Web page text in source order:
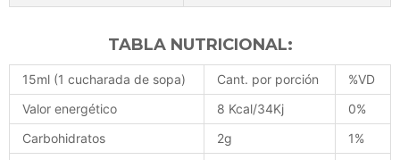
TABLA NUTRICIONAL:
15ml (1 cucharada de sopa) Cant. por porción
%VD
Valor energético
8 Kcal/34Kj
0%
Carbohidratos
2g
1%